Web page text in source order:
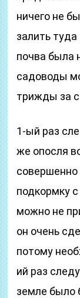
ничего не
залить
почва была
садоводы
трижды за
1-ый раз
же опосля
совершенно
подкормку
можно не
он очень
потому
ий раз
земле было